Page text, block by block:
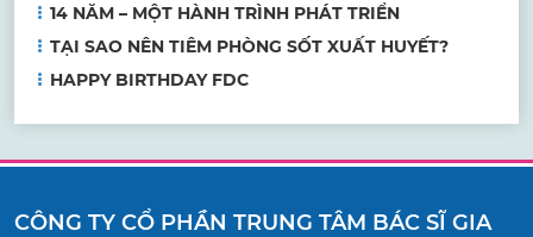
14 NĂM – MỘT HÀNH TRÌNH PHÁT TRIỂN
TẠI SAO NÊN TIÊM PHÒNG SỐT XUẤT HUYẾT?
HAPPY BIRTHDAY FDC
CÔNG TY CỔ PHẦN TRUNG TÂM BÁC SĨ GIA